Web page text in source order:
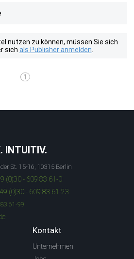
nutzen zu können, müssen Sie sich
sich als Publisher anmelden
1
INTUITIV.
St. 15-16, 10315 Berlin
(0)30 - 609 83 61-0
(0)30 - 609 83 61-23
61-99
Kontakt
Unternehmen